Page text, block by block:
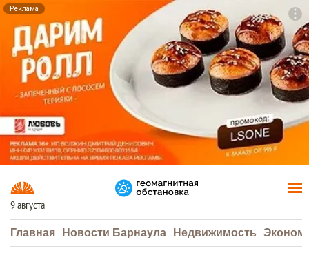
Реклама
9 августа
Главная Новости Барнаула Недвижимость